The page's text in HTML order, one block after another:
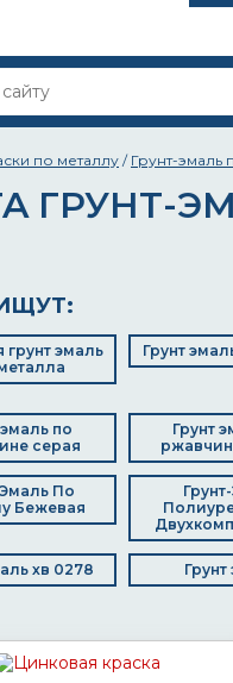
по металлу / Грунт-эмаль
ГРУНТ-
эмаль
Грунт
эмаль по
серая
Грунт
Эмаль По
Бежевая
хв 0278